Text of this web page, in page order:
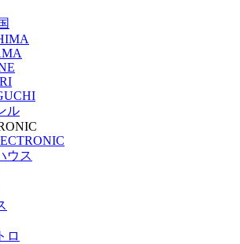
ル
ウス
ロ